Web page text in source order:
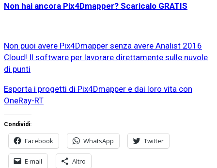
Non hai ancora Pix4Dmapper? Scaricalo GRATIS
Non puoi avere Pix4Dmapper senza avere Analist 2016
Cloud! Il software per lavorare direttamente sulle nuvole
di punti
Esporta i progetti di Pix4Dmapper e dai loro vita con
OneRay-RT
Condividi:
Facebook WhatsApp Twitter
E-mail Altro